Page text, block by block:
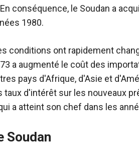
conséquence, le Soudan a
1980.
conditions ont rapidement
a augmenté le coût des
pays d'Afrique, d'Asie et
taux d'intérêt sur les nouveaux
a atteint son chef dans les
Soudan